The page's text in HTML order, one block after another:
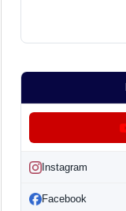
Instagram
Facebook